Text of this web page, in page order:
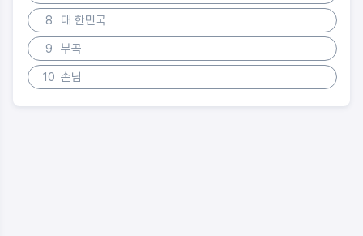
8
대 한민국
9
부곡
10 손님